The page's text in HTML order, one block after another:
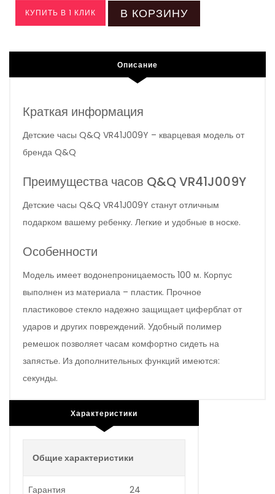
КУПИТЬ В 1 КЛИК В КОРЗИНУ
Описание
Краткая информация
Детские часы Q&Q VR41J009Y – кварцевая модель от
бренда Q&Q
Преимущества часов Q&Q VR41J009Y
Детские часы Q&Q VR41J009Y станут отличным
подарком вашему ребенку. Легкие и удобные в носке.
Особенности
Модель имеет водонепроницаемость 100 м. Корпус
выполнен из материала – пластик. Прочное
пластиковое стекло надежно защищает циферблат от
ударов и других повреждений. Удобный полимер
ремешок позволяет часам комфортно сидеть на
запястье. Из дополнительных функций имеются:
секунды.
Характеристики
Общие характеристики
Гарантия 24